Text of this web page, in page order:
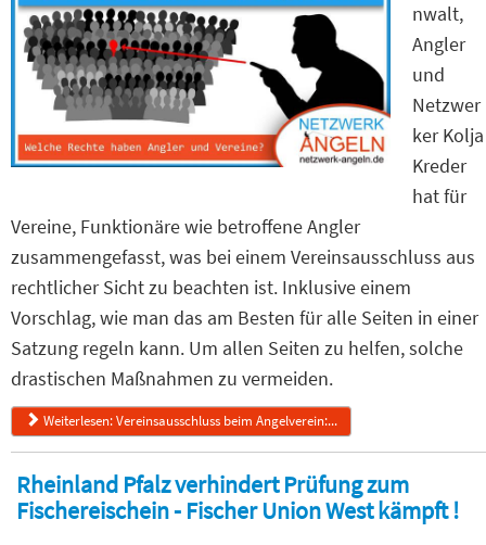
nwalt,
Angler
und
Netzwer
ker Kolja
Kreder
hat für
Vereine, Funktionäre wie betroffene Angler
zusammengefasst, was bei einem Vereinsausschluss aus
rechtlicher Sicht zu beachten ist. Inklusive einem
Vorschlag, wie man das am Besten für alle Seiten in einer
Satzung regeln kann. Um allen Seiten zu helfen, solche
drastischen Maßnahmen zu vermeiden.
Weiterlesen: Vereinsausschluss beim Angelverein:...
Rheinland Pfalz verhindert Prüfung zum
Fischereischein - Fischer Union West kämpft !